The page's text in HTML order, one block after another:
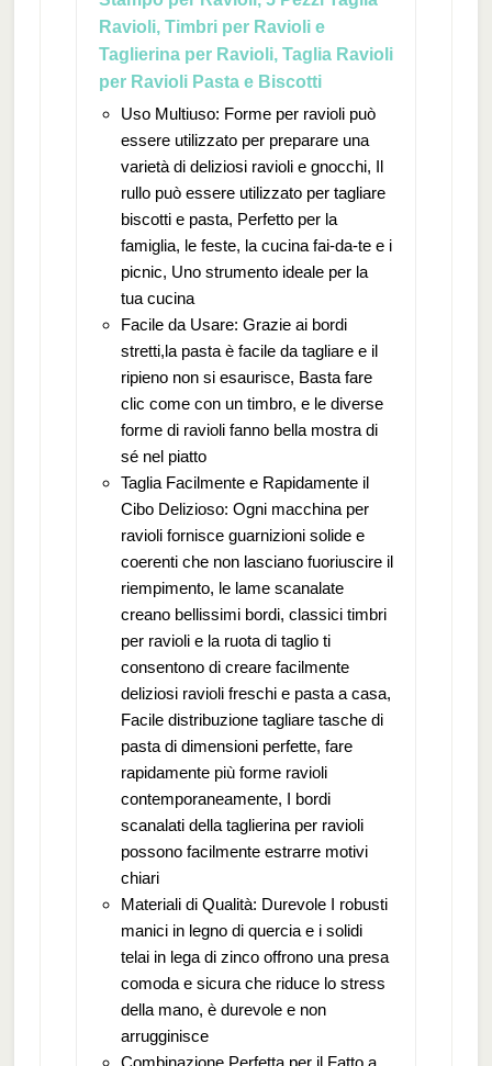
Ravioli, Timbri per Ravioli e
Taglierina per Ravioli, Taglia Ravioli
per Ravioli Pasta e Biscotti
Uso Multiuso: Forme per ravioli può
essere utilizzato per preparare una
varietà di deliziosi ravioli e gnocchi, Il
rullo può essere utilizzato per tagliare
biscotti e pasta, Perfetto per la
famiglia, le feste, la cucina fai-da-te e i
picnic, Uno strumento ideale per la
tua cucina
Facile da Usare: Grazie ai bordi
stretti,la pasta è facile da tagliare e il
ripieno non si esaurisce, Basta fare
clic come con un timbro, e le diverse
forme di ravioli fanno bella mostra di
sé nel piatto
Taglia Facilmente e Rapidamente il
Cibo Delizioso: Ogni macchina per
ravioli fornisce guarnizioni solide e
coerenti che non lasciano fuoriuscire il
riempimento, le lame scanalate
creano bellissimi bordi, classici timbri
per ravioli e la ruota di taglio ti
consentono di creare facilmente
deliziosi ravioli freschi e pasta a casa,
Facile distribuzione tagliare tasche di
pasta di dimensioni perfette, fare
rapidamente più forme ravioli
contemporaneamente, I bordi
scanalati della taglierina per ravioli
possono facilmente estrarre motivi
chiari
Materiali di Qualità: Durevole I robusti
manici in legno di quercia e i solidi
telai in lega di zinco offrono una presa
comoda e sicura che riduce lo stress
della mano, è durevole e non
arrugginisce